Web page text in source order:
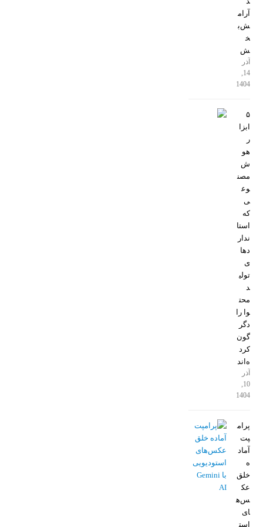
آرام
ش‌ب
خ
ش
آذر
14,
1404
۵
ابزا
ر
هو
ش
مصن
وع
ی
که
استا
ندار
دها
ی
تولی
د
محت
وا را
دگر
گون
کرد
ه‌اند
آذر
10,
1404
پرام
پت
آماد
ه
خلق
عک
س‌ه
ای
است